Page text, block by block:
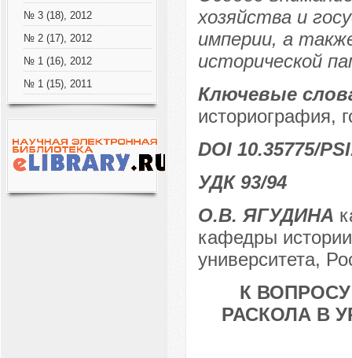
№ 3 (18), 2012
№ 2 (17), 2012
№ 1 (16), 2012
№ 1 (15), 2011
хозяйства и
империи, а
исторической
Ключевые
историография,
DOI 10.35775/
УДК 93/94
О.В. ЯГУДИНА
кафедры истории
университета,
К
РАСКОЛА В